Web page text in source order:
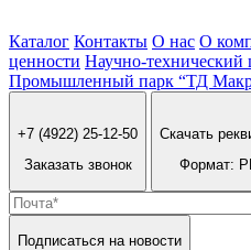
Каталог Контакты О нас О
ценности Научно-технический
Промышленный парк “ТД
+7 (4922) 25-12-50
Заказать звонок
Скачать
Формат:
Подписаться на новости